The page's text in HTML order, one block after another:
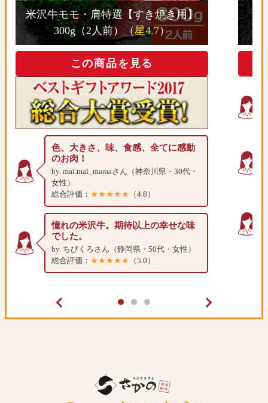
色、大きさ、味、食感、全てに感動
のお肉！
by. mai.mai_mamaさん（神奈川県・30代・
女性）
総合評価： ★★★★★ （4.8）
憧れの米沢牛。期待以上の幸せな味
でした。
by. ちびくろさん（静岡県・50代・女性）
総合評価： ★★★★★ （5.0）
米沢牛モモ・肩特選【すき焼き用】
300g（2人前）（星4.7）
この商品を見る